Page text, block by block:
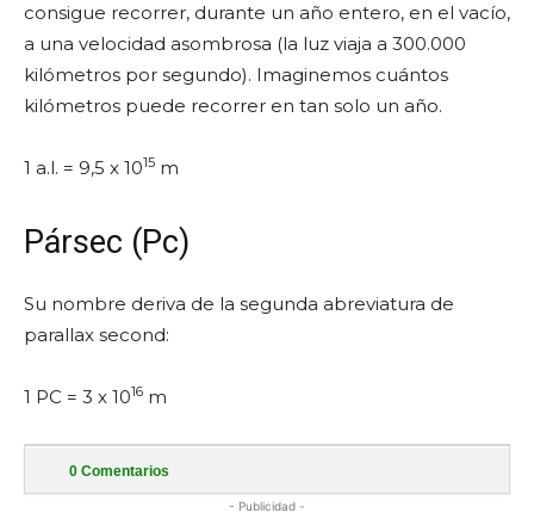
consigue recorrer, durante un año entero, en el vacío,
a una velocidad asombrosa (la luz viaja a 300.000
kilómetros por segundo). Imaginemos cuántos
kilómetros puede recorrer en tan solo un año.
1 a.l. = 9,5 x 1015 m
Pársec (Pc)
Su nombre deriva de la segunda abreviatura de
parallax second:
1 PC = 3 x 1016 m
0 Comentarios
- Publicidad -